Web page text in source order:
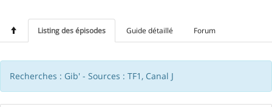
Listing des épisodes Guide détaillé Forum
Recherches : Gib' - Sources : TF1, Canal J